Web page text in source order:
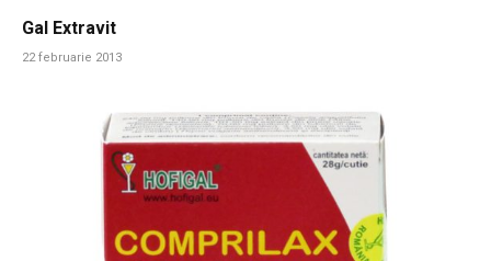
Gal Extravit
22 februarie 2013